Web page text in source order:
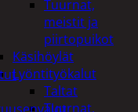
Tuurnat,
meistit ja
piirtopuikot
Käsihöylät
Lyöntityökalut
Taltat
Tuurnat,